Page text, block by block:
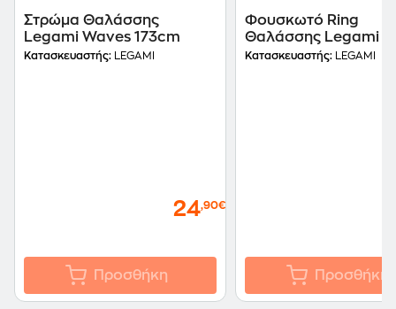
Στρώμα Θαλάσσης
Legami Waves 173cm
Κατασκευαστής: LEGAMI
24,90€
Προσθήκη
Φουσκωτό Ring
Θαλάσσης Legami
Κατασκευαστής: LEGAMI
Προσθήκη